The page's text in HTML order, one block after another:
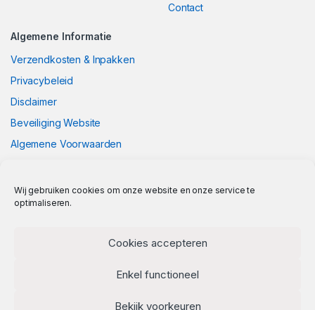
Wij gebruiken cookies om onze website en onze service te
optimaliseren.
Cookies accepteren
Enkel functioneel
Bekijk voorkeuren
Contact
Algemene Informatie
Verzendkosten & Inpakken
Privacybeleid
Disclaimer
Beveiliging Website
Algemene Voorwaarden